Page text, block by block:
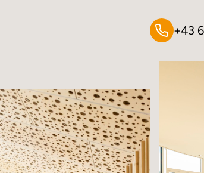
+43